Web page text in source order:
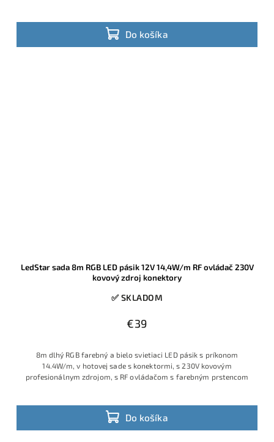
Do košíka
LedStar sada 8m RGB LED pásik 12V 14,4W/m RF ovládač 230V
kovový zdroj konektory
✅ SKLADOM
€39
Do košíka
8m dlhý RGB farebný a bielo svietiaci LED pásik s príkonom
14.4W/m, v hotovej sade s konektormi, s 230V kovovým
profesionálnym zdrojom, s RF ovládačom s farebným prstencom